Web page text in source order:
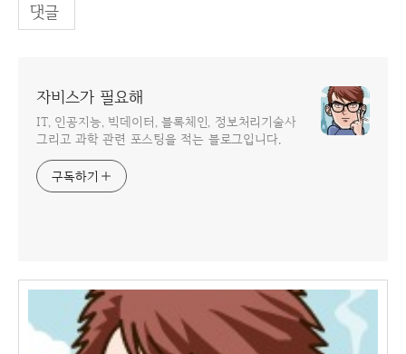
댓글
자비스가 필요해
IT, 인공지능, 빅데이터, 블록체인, 정보처리기술사
그리고 과학 관련 포스팅을 적는 블로그입니다.
구독하기